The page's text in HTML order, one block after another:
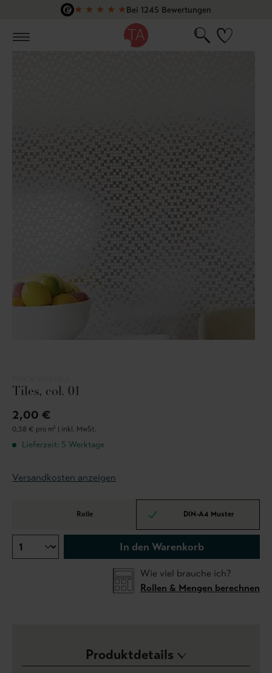
Zum Hauptinhalt springen
★ ★ ★ ★ ★Bei 1245 Bewertungen
Tiles, col. 01
2,00 €
0,38 € pro m² | inkl. MwSt.
Lieferzeit: 5 Werktage
Versandkosten anzeigen
Rolle DIN-A4 Muster
In den Warenkorb
Wie viel brauche ich?
Rollen & Mengen berechnen
Produktdetails